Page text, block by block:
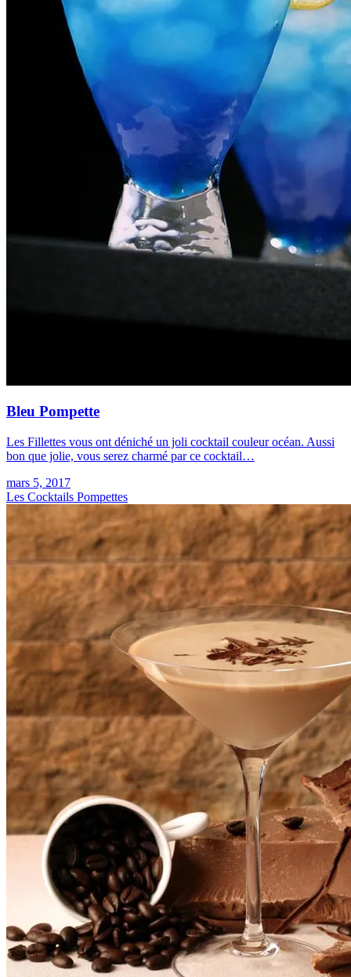
Bleu Pompette
Les Fillettes vous ont déniché un joli cocktail couleur océan. Aussi
bon que jolie, vous serez charmé par ce cocktail…
mars 5, 2017
Les Cocktails Pompettes